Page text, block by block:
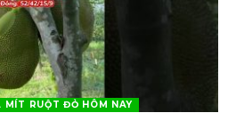
MÍT RUỘT ĐỎ HÔM NAY